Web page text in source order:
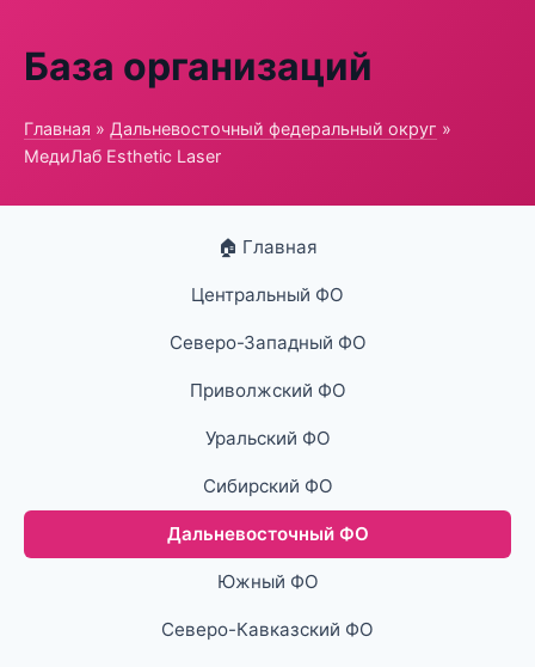
База организаций
Главная » Дальневосточный федеральный округ »
МедиЛаб Esthetic Laser
🏠 Главная
Центральный ФО
Северо-Западный ФО
Приволжский ФО
Уральский ФО
Сибирский ФО
Дальневосточный ФО
Южный ФО
Северо-Кавказский ФО